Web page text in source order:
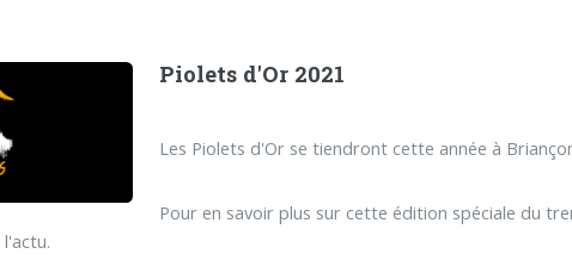
Piolets d'Or 2021
Les Piolets d'Or se tiendront cette année à
Pour en savoir plus sur cette édition spéciale du